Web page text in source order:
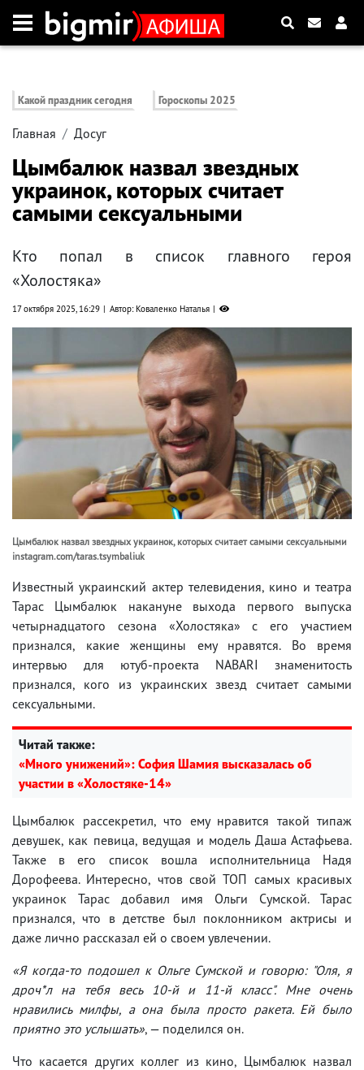
Какой праздник сегодня Гороскопы 2025
Главная Досуг
Цымбалюк назвал звездных
украинок, которых считает
самыми сексуальными
Кто попал в список главного героя
«Холостяка»
17 октября 2025, 16:29 Автор: Коваленко Наталья
Цымбалюк назвал звездных украинок, которых считает самыми сексуальными
instagram.com/taras.tsymbaliuk
Известный украинский актер телевидения, кино и театра
Тарас Цымбалюк накануне выхода первого выпуска
четырнадцатого сезона «Холостяка» с его участием
признался, какие женщины ему нравятся. Во время
интервью для ютуб-проекта NABARI знаменитость
признался, кого из украинских звезд считает самыми
сексуальными.
Читай также:
«Много унижений»: София Шамия высказалась об
участии в «Холостяке-14»
Цымбалюк рассекретил, что ему нравится такой типаж
девушек, как певица, ведущая и модель Даша Астафьева.
Также в его список вошла исполнительница Надя
Дорофеева. Интересно, чтов свой ТОП самых красивых
украинок Тарас добавил имя Ольги Сумской. Тарас
признался, что в детстве был поклонником актрисы и
даже лично рассказал ей о своем увлечении.
«Я когда-то подошел к Ольге Сумской и говорю: "Оля, я
дроч*л на тебя весь 10-й и 11-й класс". Мне очень
нравились милфы, а она была просто ракета. Ей было
приятно это услышать», — поделился он.
Что касается других коллег из кино, Цымбалюк назвал